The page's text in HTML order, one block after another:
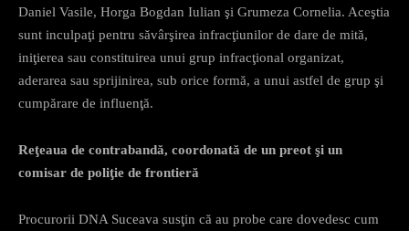
Daniel Vasile, Horga Bogdan Iulian şi Grumeza Cornelia. Aceştia
sunt inculpaţi pentru săvârşirea infracţiunilor de dare de mită,
iniţierea sau constituirea unui grup infracţional organizat,
aderarea sau sprijinirea, sub orice formă, a unui astfel de grup şi
cumpărare de influenţă.
Reţeaua de contrabandă, coordonată de un preot şi un
comisar de poliţie de frontieră
Procurorii DNA Suceava susţin că au probe care dovedesc cum